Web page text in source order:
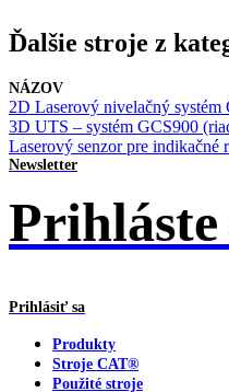
Ďalšie stroje z
NÁZOV
2D Laserový nivelačný
3D UTS – systém GCS900
Laserový senzor pre indikačné
Newsletter
Prihlásiť sa
Produkty
Stroje CAT®
Použité stroje